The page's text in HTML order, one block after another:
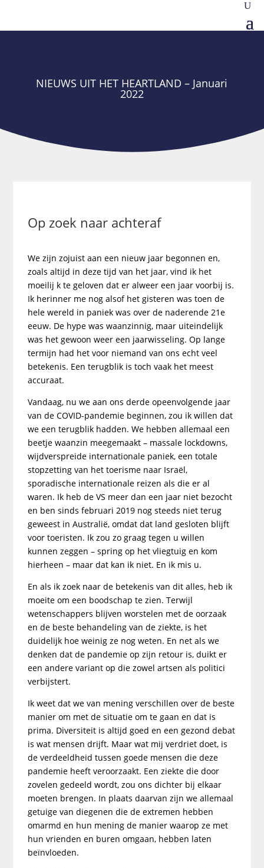
NIEUWS UIT HET HEARTLAND – Januari
2022
Op zoek naar achteraf
We zijn zojuist aan een nieuw jaar begonnen en,
zoals altijd in deze tijd van het jaar, vind ik het
moeilij k te geloven dat er alweer een jaar voorbij is.
Ik herinner me nog alsof het gisteren was toen de
hele wereld in paniek was over de naderende 21e
eeuw. De hype was waanzinnig, maar uiteindelijk
was het gewoon weer een jaarwisseling. Op lange
termijn had het voor niemand van ons echt veel
betekenis. Een terugblik is toch vaak het meest
accuraat.
Vandaag, nu we aan ons derde opeenvolgende jaar
van de COVID-pandemie beginnen, zou ik willen dat
we een terugblik hadden. We hebben allemaal een
beetje waanzin meegemaakt – massale lockdowns,
wijdverspreide internationale paniek, een totale
stopzetting van het toerisme naar Israël,
sporadische internationale reizen als die er al
waren. Ik heb de VS meer dan een jaar niet bezocht
en ben sinds februari 2019 nog steeds niet terug
geweest in Australië, omdat dat land gesloten blijft
voor toeristen. Ik zou zo graag tegen u willen
kunnen zeggen – spring op het vliegtuig en kom
hierheen – maar dat kan ik niet. En ik mis u.
En als ik zoek naar de betekenis van dit alles, heb ik
moeite om een boodschap te zien. Terwijl
wetenschappers blijven worstelen met de oorzaak
en de beste behandeling van de ziekte, is het
duidelijk hoe weinig ze nog weten. En net als we
denken dat de pandemie op zijn retour is, duikt er
een andere variant op die zowel artsen als politici
verbijstert.
Ik weet dat we van mening verschillen over de beste
manier om met de situatie om te gaan en dat is
prima. Diversiteit is altijd goed en een gezond debat
is wat mensen drijft. Maar wat mij verdriet doet, is
de verdeeldheid tussen goede mensen die deze
pandemie heeft veroorzaakt. Een ziekte die door
zovelen gedeeld wordt, zou ons dichter bij elkaar
moeten brengen. In plaats daarvan zijn we allemaal
getuige van diegenen die de extremen hebben
omarmd en hun mening de manier waarop ze met
hun vrienden en buren omgaan, hebben laten
beïnvloeden.